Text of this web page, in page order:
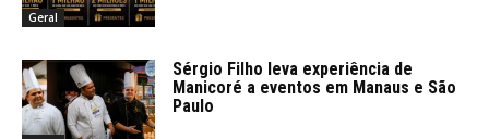
Geral
Sérgio Filho leva experiência de
Manicoré a eventos em Manaus e São
Paulo